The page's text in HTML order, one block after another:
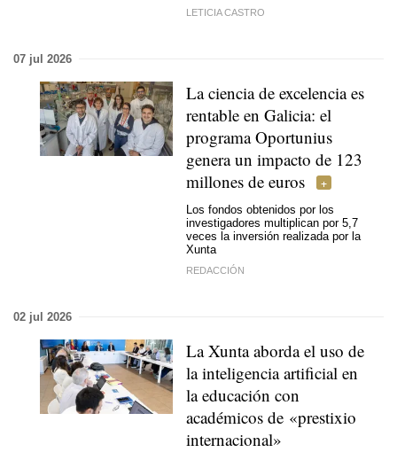
LETICIA CASTRO
07 jul 2026
La ciencia de excelencia es
rentable en Galicia: el
programa Oportunius
genera un impacto de 123
millones de euros
Los fondos obtenidos por los
investigadores multiplican por 5,7
veces la inversión realizada por la
Xunta
REDACCIÓN
02 jul 2026
La Xunta aborda el uso de
la inteligencia artificial en
la educación con
académicos de «prestixio
internacional»